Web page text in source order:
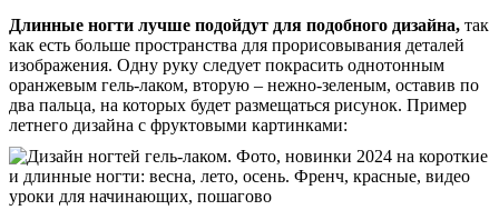
Длинные ногти лучше подойдут для подобного дизайна, так
как есть больше пространства для прорисовывания деталей
изображения. Одну руку следует покрасить однотонным
оранжевым гель-лаком, вторую – нежно-зеленым, оставив по
два пальца, на которых будет размещаться рисунок. Пример
летнего дизайна с фруктовыми картинками: